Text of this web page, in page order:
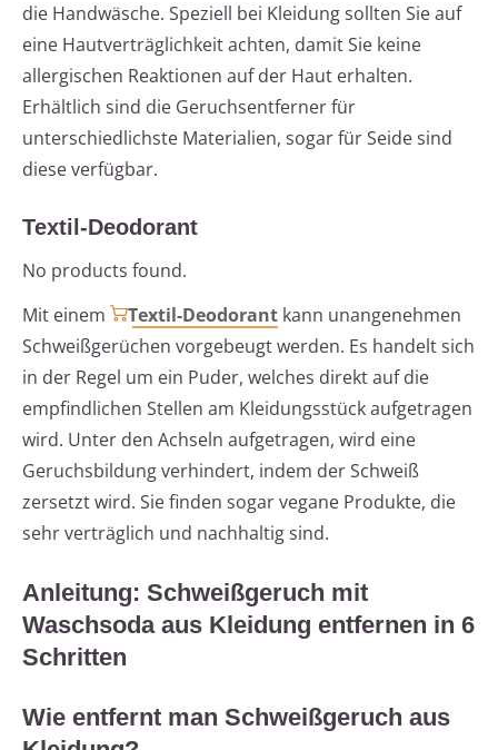
die Handwäsche. Speziell bei Kleidung sollten Sie auf
eine Hautverträglichkeit achten, damit Sie keine
allergischen Reaktionen auf der Haut erhalten.
Erhältlich sind die Geruchsentferner für
unterschiedlichste Materialien, sogar für Seide sind
diese verfügbar.
Textil-Deodorant
No products found.
Mit einem
Textil-Deodorant kann unangenehmen
Schweißgerüchen vorgebeugt werden. Es handelt sich
in der Regel um ein Puder, welches direkt auf die
empfindlichen Stellen am Kleidungsstück aufgetragen
wird. Unter den Achseln aufgetragen, wird eine
Geruchsbildung verhindert, indem der Schweiß
zersetzt wird. Sie finden sogar vegane Produkte, die
sehr verträglich und nachhaltig sind.
Anleitung: Schweißgeruch mit
Waschsoda aus Kleidung entfernen in 6
Schritten
Wie entfernt man Schweißgeruch aus